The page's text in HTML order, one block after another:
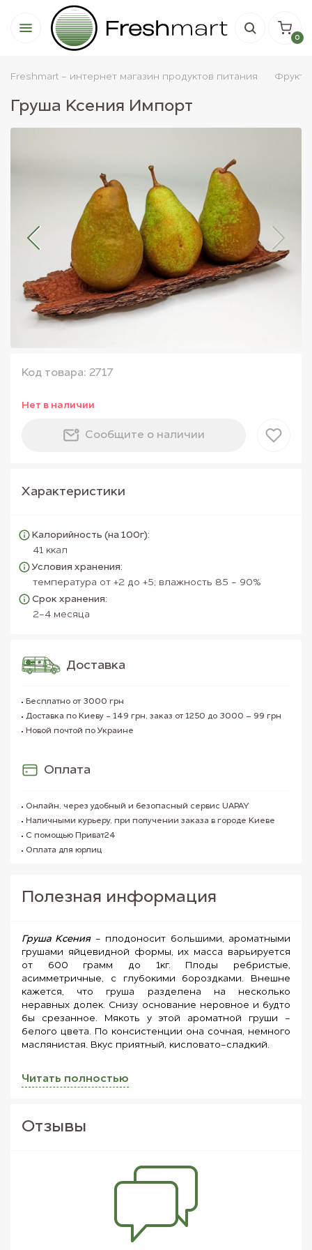
0
Freshmart - интернет магазин продуктов питания Фрукты
Груша Ксения Импорт
Код товара: 2717
Нет в наличии
Сообщите о наличии
Характеристики
Калорийность (на 100г):
41 ккал
Условия хранения:
температура от +2 до +5; влажность 85 - 90%
Срок хранения:
2-4 месяца
Доставка
Бесплатно от 3000 грн
Доставка по Киеву - 149 грн, заказ от 1250 до 3000 – 99 грн
Новой почтой по Украине
Оплата
Онлайн, через удобный и безопасный сервис UAPAY
Наличными курьеру, при получении заказа в городе Киеве
С помощью Приват24
Оплата для юрлиц
Полезная информация
Читать полностью
Груша Ксения- плодоносит большими, ароматными
грушами яйцевидной формы, их масса варьируется
от 600 грамм до 1кг. Плоды ребристые,
асимметричные, с глубокими бороздками. Внешне
кажется, что груша разделена на несколько
неравных долек. Снизу основание неровное и будто
бы срезанное. Мякоть у этой ароматной груши -
белого цвета. По консистенции она сочная, немного
маслянистая. Вкус приятный, кисловато-сладкий.
некие восхитительные плоды, растущие в саду уважаемого
нежная, отличающаяся сильным ароматом и преимущественно
сладким вкусом.
Очень вкусным деликатесом являются запеченные в вине
груши. Плоды консервируют, варят из них соки, компоты, джемы и
калорийностью, так что это один из излюбленных продуктов для
всевозможных диет. В интернет-магазине FreshMart Вы найдете
большой ассортимент груш, а быстрая доставка на дом не заставит
Отзывы